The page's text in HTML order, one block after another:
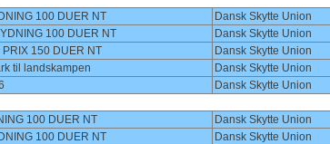
100 DUER NT
Dansk Skytte Union
100 DUER NT Dansk Skytte Union
150 DUER NT Dansk Skytte Union
til landskampen Dansk Skytte Union
Dansk Skytte Union
100 DUER NT Dansk Skytte Union
100 DUER NT Dansk Skytte Union